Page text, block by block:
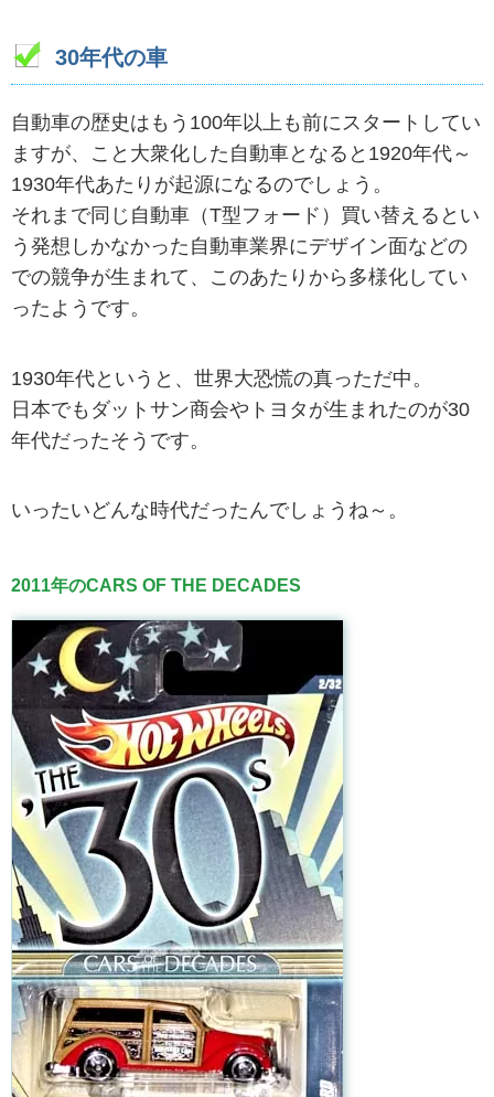
30年代の車
自動車の歴史はもう100年以上も前にスタートしてい
ますが、こと大衆化した自動車となると1920年代～
1930年代あたりが起源になるのでしょう。
それまで同じ自動車（T型フォード）買い替えるとい
う発想しかなかった自動車業界にデザイン面などの
での競争が生まれて、このあたりから多様化してい
ったようです。
1930年代というと、世界大恐慌の真っただ中。
日本でもダットサン商会やトヨタが生まれたのが30
年代だったそうです。
いったいどんな時代だったんでしょうね～。
2011年のCARS OF THE DECADES